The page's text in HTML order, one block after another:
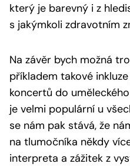
který je barevný i z
s jakýmkoli zdravotním
Na závěr bych možná
příkladem takové
koncertů do
je velmi populární u
se nám pak stává, že
na tlumočníka někdy
interpreta a zážitek z